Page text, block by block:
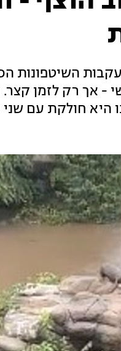
השיטפונות
- אך רק לזמן קצר.
חולקת עם שני